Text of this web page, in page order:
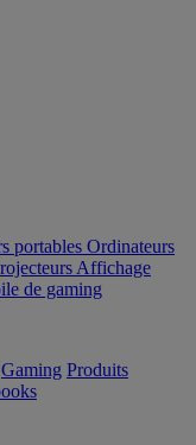
portables Ordinateurs
Affichage
de gaming
Gaming Produits